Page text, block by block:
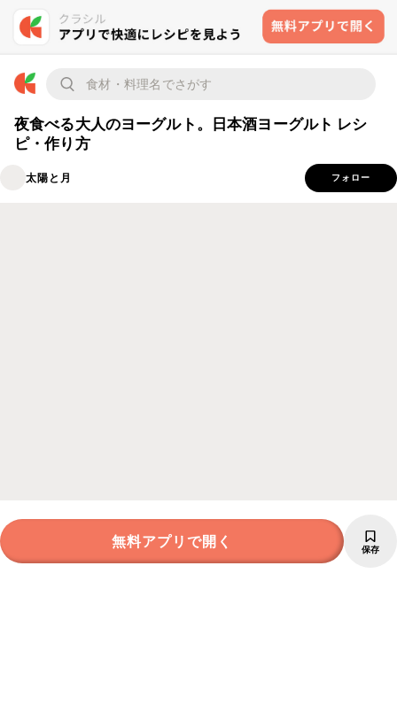
夜食べる大人のヨーグルト。日本酒ヨーグルト レシ
ピ・作り方
太陽と月 フォロー
無料アプリで開く 保存